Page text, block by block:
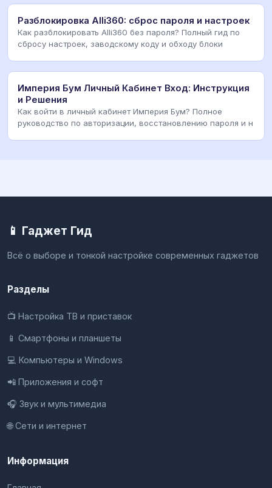
Разблокировка Alli360: сброс пароля и настроек
Как разблокировать Alli360 без пароля? Полный гид по
сбросу настроек, заводскому коду и обходу блоки
Империя Бум Личный Кабинет Вход: Инструкция
и Решения
Как войти в личный кабинет Империя Бум? Полное
руководство по авторизации, восстановлению пароля и н
📱 Гаджет Гид
Всё о выборе и тонкой настройке современных гаджетов
Разделы
📺 Настройка ТВ и приставок
📱 Смартфоны и планшеты
💻 Компьютеры и Windows
📲 Приложения и софт
🎧 Звук и мультимедиа
🌐 Сети и интернет
Информация